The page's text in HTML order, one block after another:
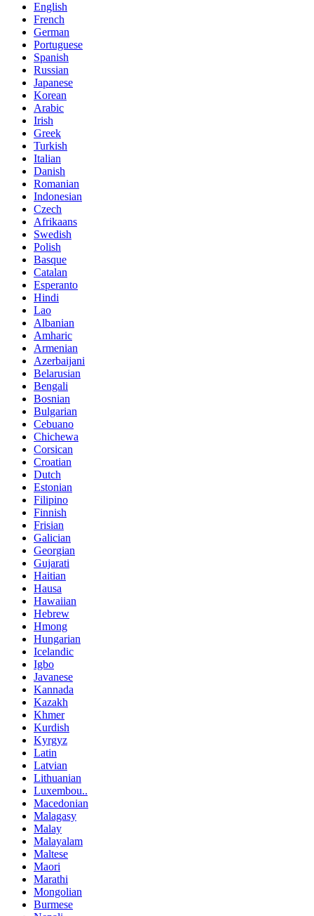
English
French
German
Portuguese
Spanish
Russian
Japanese
Korean
Arabic
Irish
Greek
Turkish
Italian
Danish
Romanian
Indonesian
Czech
Afrikaans
Swedish
Polish
Basque
Catalan
Esperanto
Hindi
Lao
Albanian
Amharic
Armenian
Azerbaijani
Belarusian
Bengali
Bosnian
Bulgarian
Cebuano
Chichewa
Corsican
Croatian
Dutch
Estonian
Filipino
Finnish
Frisian
Galician
Georgian
Gujarati
Haitian
Hausa
Hawaiian
Hebrew
Hmong
Hungarian
Icelandic
Igbo
Javanese
Kannada
Kazakh
Khmer
Kurdish
Kyrgyz
Latin
Latvian
Lithuanian
Luxembou..
Macedonian
Malagasy
Malay
Malayalam
Maltese
Maori
Marathi
Mongolian
Burmese